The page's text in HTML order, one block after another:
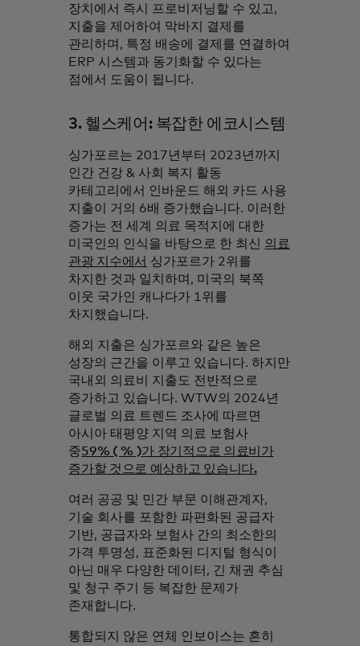
장치에서 즉시 프로비저닝할 수 있고,
지출을 제어하여 막바지 결제를
관리하며, 특정 배송에 결제를 연결하여
ERP 시스템과 동기화할 수 있다는
점에서 도움이 됩니다.
3. 헬스케어: 복잡한 에코시스템
싱가포르는 2017년부터 2023년까지
인간 건강 & 사회 복지 활동
카테고리에서 인바운드 해외 카드 사용
지출이 거의 6배 증가했습니다. 이러한
증가는 전 세계 의료 목적지에 대한
미국인의 인식을 바탕으로 한 최신 의료
관광 지수에서 싱가포르가 2위를
차지한 것과 일치하며, 미국의 북쪽
이웃 국가인 캐나다가 1위를
차지했습니다.
해외 지출은 싱가포르와 같은 높은
성장의 근간을 이루고 있습니다. 하지만
국내외 의료비 지출도 전반적으로
증가하고 있습니다. WTW의 2024년
글로벌 의료 트렌드 조사에 따르면
아시아 태평양 지역 의료 보험사
중59% ( % )가 장기적으로 의료비가
증가할 것으로 예상하고 있습니다.
여러 공공 및 민간 부문 이해관계자,
기술 회사를 포함한 파편화된 공급자
기반, 공급자와 보험사 간의 최소한의
가격 투명성, 표준화된 디지털 형식이
아닌 매우 다양한 데이터, 긴 채권 추심
및 청구 주기 등 복잡한 문제가
존재합니다.
통합되지 않은 연체 인보이스는 흔히